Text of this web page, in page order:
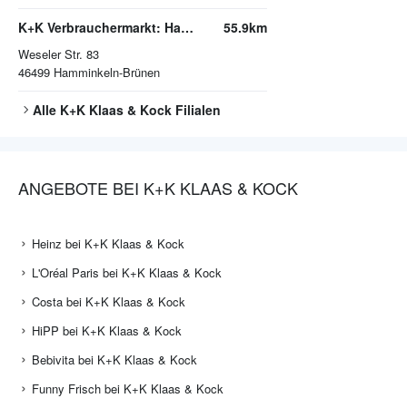
K+K Verbrauchermarkt: Hamminkeln-Brünen
Weseler Str. 83
46499 Hamminkeln-Brünen
55.9km
Alle K+K Klaas & Kock Filialen
ANGEBOTE BEI K+K KLAAS & KOCK
Heinz bei K+K Klaas & Kock
L'Oréal Paris bei K+K Klaas & Kock
Costa bei K+K Klaas & Kock
HiPP bei K+K Klaas & Kock
Bebivita bei K+K Klaas & Kock
Funny Frisch bei K+K Klaas & Kock